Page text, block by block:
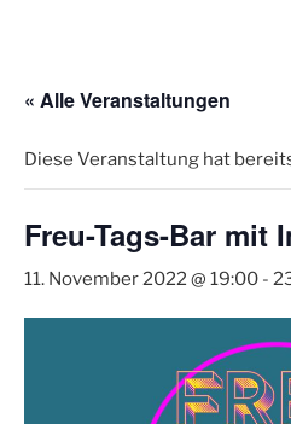
« Alle Veranstaltungen
Diese Veranstaltung hat
Freu-Tags-Bar mit
11. November 2022 @ 19:00 -